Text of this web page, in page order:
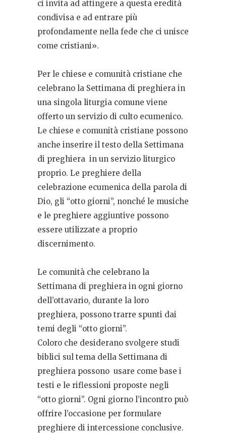
ci invita ad attingere a questa eredità
condivisa e ad entrare più
profondamente nella fede che ci unisce
come cristiani».
Per le chiese e comunità cristiane che
celebrano la Settimana di preghiera in
una singola liturgia comune viene
offerto un servizio di culto ecumenico.
Le chiese e comunità cristiane possono
anche inserire il testo della Settimana
di preghiera in un servizio liturgico
proprio. Le preghiere della
celebrazione ecumenica della parola di
Dio, gli “otto giorni”, nonché le musiche
e le preghiere aggiuntive possono
essere utilizzate a proprio
discernimento.
Le comunità che celebrano la
Settimana di preghiera in ogni giorno
dell’ottavario, durante la loro
preghiera, possono trarre spunti dai
temi degli “otto giorni”.
Coloro che desiderano svolgere studi
biblici sul tema della Settimana di
preghiera possono usare come base i
testi e le riflessioni proposte negli
“otto giorni”. Ogni giorno l’incontro può
offrire l’occasione per formulare
preghiere di intercessione conclusive.